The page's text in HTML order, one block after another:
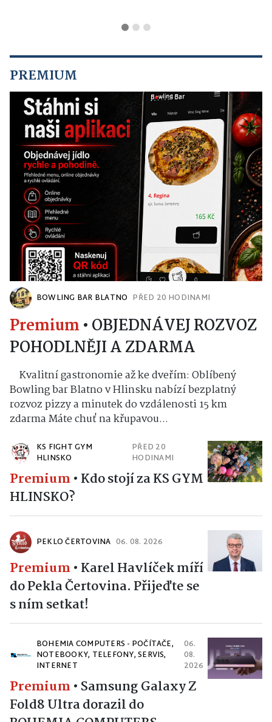
PREMIUM
BOWLING BAR BLATNO PŘED 20 HODINAMI
Premium • OBJEDNÁVEJ ROZVOZ
POHODLNĚJI A ZDARMA
Kvalitní gastronomie až ke dveřím: Oblíbený
Bowling bar Blatno v Hlinsku nabízí bezplatný
rozvoz pizzy a minutek do vzdálenosti 15 km
zdarma Máte chuť na křupavou...
KS FIGHT GYM
HLINSKO
PŘED 20
HODINAMI
Premium • Kdo stojí za KS GYM
HLINSKO?
PEKLO ČERTOVINA 06. 08. 2026
Premium • Karel Havlíček míří
do Pekla Čertovina. Přijeďte se
s ním setkat!
BOHEMIA COMPUTERS - POČÍTAČE,
NOTEBOOKY, TELEFONY, SERVIS,
INTERNET
06.
08.
2026
Premium • Samsung Galaxy Z
Fold8 Ultra dorazil do